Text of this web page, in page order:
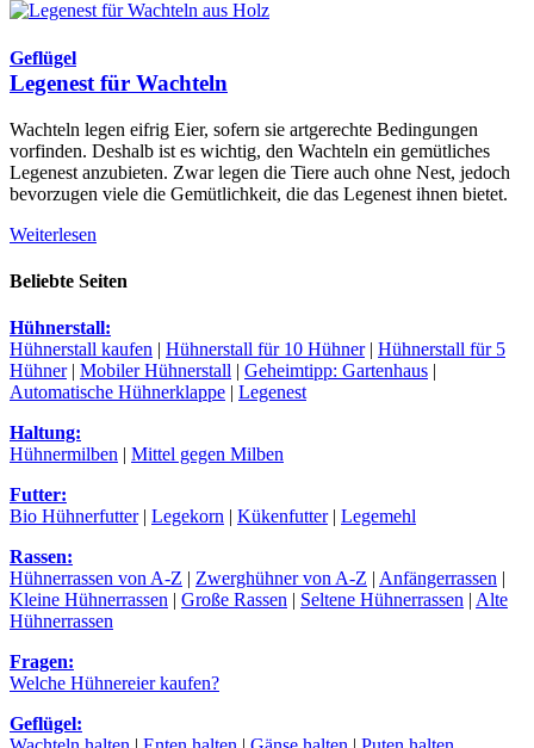
Geflügel
Legenest für Wachteln
Wachteln legen eifrig Eier, sofern sie artgerechte Bedingungen
vorfinden. Deshalb ist es wichtig, den Wachteln ein gemütliches
Legenest anzubieten. Zwar legen die Tiere auch ohne Nest, jedoch
bevorzugen viele die Gemütlichkeit, die das Legenest ihnen bietet.
Weiterlesen
Beliebte Seiten
Hühnerstall:
Hühnerstall kaufen | Hühnerstall für 10 Hühner| Hühnerstall für 5
Hühner| Mobiler Hühnerstall | Geheimtipp: Gartenhaus |
Automatische Hühnerklappe | Legenest
Haltung:
Hühnermilben | Mittel gegen Milben
Futter:
Bio Hühnerfutter| Legekorn | Kükenfutter| Legemehl
Rassen:
Hühnerrassen von A-Z | Zwerghühner von A-Z | Anfängerrassen |
Kleine Hühnerrassen | Große Rassen | Seltene Hühnerrassen | Alte
Hühnerrassen
Fragen:
Welche Hühnereier kaufen?
Geflügel: